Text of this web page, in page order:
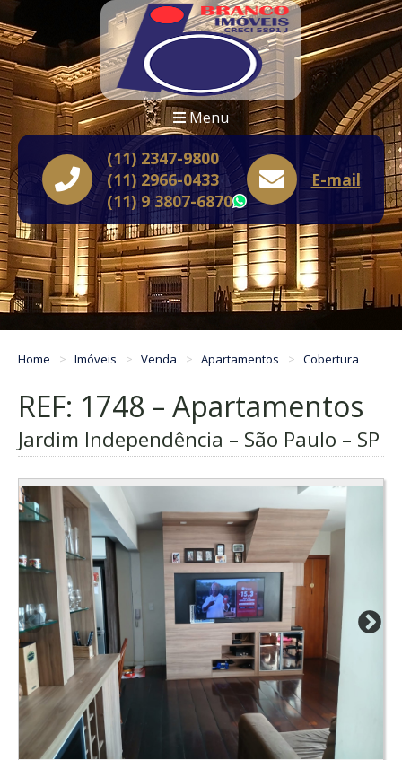
Menu
(11) 2347-9800
(11) 2966-0433
(11) 9 3807-6870
WhatsApp
E-mail
Home Imóveis Venda Apartamentos Cobertura
REF: 1748 – Apartamentos
Jardim Independência – São Paulo – SP